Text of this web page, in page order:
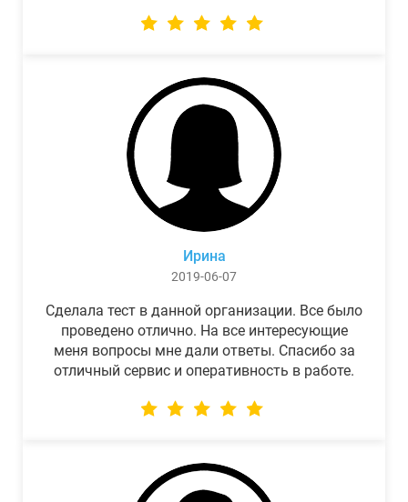
Ирина
2019-06-07
Сделала тест в данной организации. Все было
проведено отлично. На все интересующие
меня вопросы мне дали ответы. Спасибо за
отличный сервис и оперативность в работе.